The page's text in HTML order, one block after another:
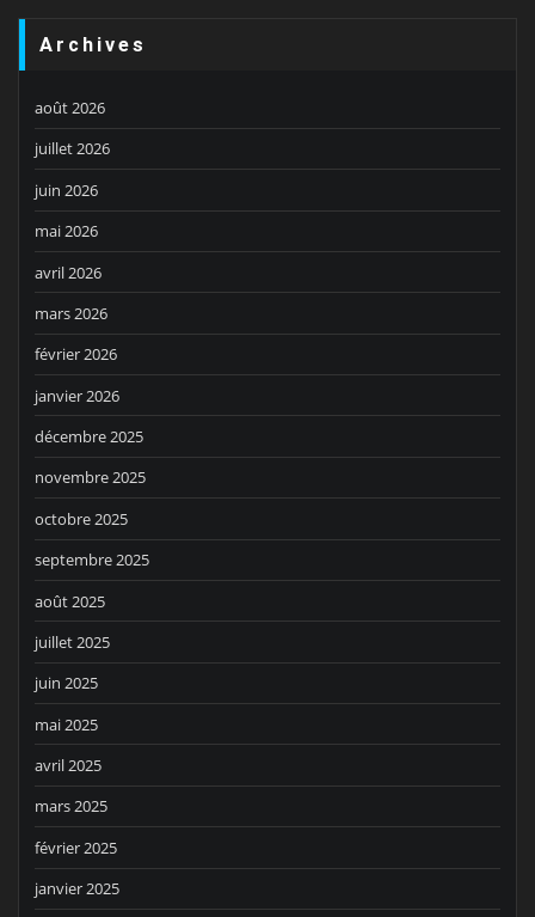
Archives
août 2026
juillet 2026
juin 2026
mai 2026
avril 2026
mars 2026
février 2026
janvier 2026
décembre 2025
novembre 2025
octobre 2025
septembre 2025
août 2025
juillet 2025
juin 2025
mai 2025
avril 2025
mars 2025
février 2025
janvier 2025